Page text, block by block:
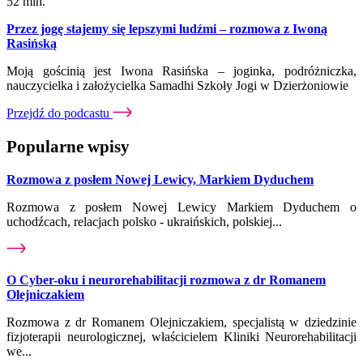
Przez jogę stajemy się lepszymi ludźmi – rozmowa z Iwoną
Rasińską
Moją gościnią jest Iwona Rasińska – joginka, podróżniczka,
nauczycielka i założycielka Samadhi Szkoły Jogi w Dzierżoniowie
Przejdź do podcastu
Popularne wpisy
Rozmowa z posłem Nowej Lewicy, Markiem Dyduchem
Rozmowa z posłem Nowej Lewicy Markiem Dyduchem o
uchodźcach, relacjach polsko - ukraińskich, polskiej...
O Cyber-oku i neurorehabilitacji rozmowa z dr Romanem
Olejniczakiem
Rozmowa z dr Romanem Olejniczakiem, specjalistą w dziedzinie
fizjoterapii neurologicznej, właścicielem Kliniki Neurorehabilitacji
we...